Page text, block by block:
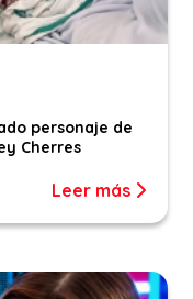
personaje de
Cherres
Leer más